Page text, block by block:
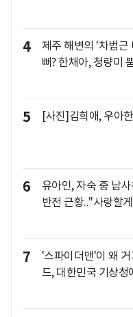
4
제주 해변의 '차범근
뻐? 한채아, 청량미
5 [사진]김희애, 우아
6
유아인, 자숙 중 남
반전 근황.."사랑할
7
'스파이더맨'이 왜
드, 대한민국 기상청